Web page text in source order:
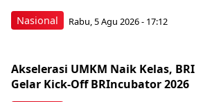
Nasional Rabu, 5 Agu 2026 - 17:12
Akselerasi UMKM Naik Kelas, BRI
Gelar Kick-Off BRIncubator 2026